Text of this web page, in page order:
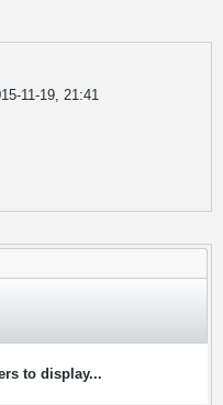
11-19, 21:41
to display...